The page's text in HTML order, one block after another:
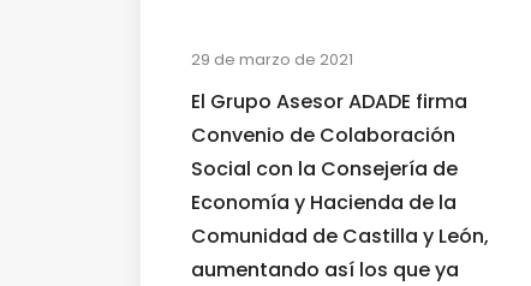
29 de marzo de 2021
El Grupo Asesor ADADE firma
Convenio de Colaboración
Social con la Consejería de
Economía y Hacienda de la
Comunidad de Castilla y León,
aumentando así los que ya